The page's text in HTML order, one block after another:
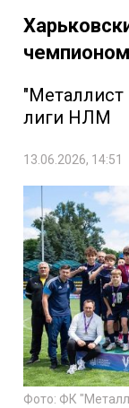
лиги НЛМ
13.06.2026, 14:51
Фото: ФК